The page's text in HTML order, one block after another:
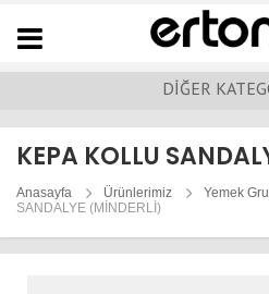
Navigation
DİĞER
KEPA KOLLU
Anasayfa Ürünlerimiz Yemek
SANDALYE (MİNDERLİ)